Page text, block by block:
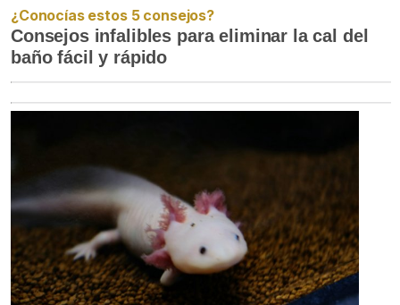
¿Conocías estos 5 consejos?
Consejos infalibles para eliminar la cal del
baño fácil y rápido